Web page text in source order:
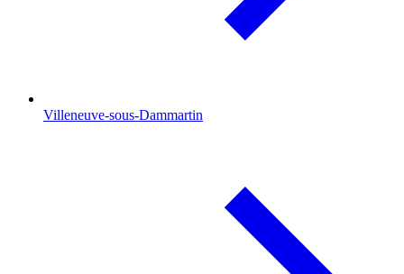
Villeneuve-sous-Dammartin